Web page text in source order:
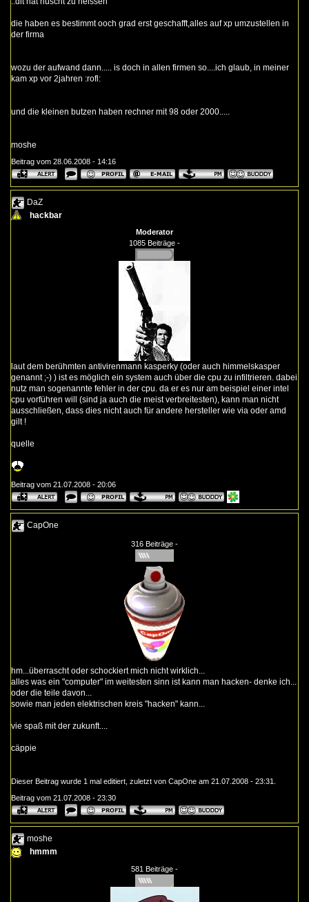
die haben es bestimmt ooch grad erst geschafft,alles auf xp umzustellen in
der firma
wozu der aufwand dann..... is doch in allen firmen so....ich glaub, in meiner
kam xp vor 2jahren :rofl:
und die kleinen butzen haben rechner mit 98 oder 2000.....
moshe
Beitrag vom 28.06.2008 - 14:16
DaZ
hackbar
Moderator
1085 Beiträge -
laut dem berühmten antivirenmann kasperky (oder auch himmelskasper
genannt ;-) ) ist es möglich ein system auch über die cpu zu infiltrieren. dabei
nutz man sogenannte fehler in der cpu. da er es nur am beispiel einer intel
cpu vorführen will (sind ja auch die meist verbreitesten), kann man nicht
ausschließen, dass dies nicht auch für andere hersteller wie via oder amd
gilt !
quelle
Beitrag vom 21.07.2008 - 20:06
CapOne
316 Beiträge -
hm...überrascht oder schockiert mich nicht wirklich...
alles was ein "computer" im weitesten sinn ist kann man hacken- denke ich...
oder die teile davon...
sowie man jeden elektrischen kreis "hacken" kann...
vie spaß mit der zukunft....
cäppie
Dieser Beitrag wurde 1 mal editiert, zuletzt von CapOne am 21.07.2008 - 23:31.
Beitrag vom 21.07.2008 - 23:30
moshe
hmmm
581 Beiträge -